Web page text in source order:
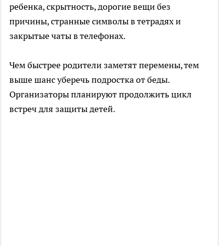
ребенка, скрытность, дорогие вещи без
причины, странные символы в тетрадях и
закрытые чаты в телефонах.
Чем быстрее родители заметят перемены, тем
выше шанс уберечь подростка от беды.
Организаторы планируют продолжить цикл
встреч для защиты детей.